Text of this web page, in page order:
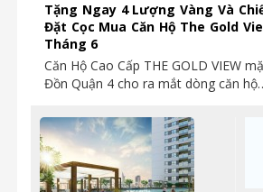
Tặng Ngay 4 Lượng Vàng Và
Đặt Cọc Mua Căn Hộ The Gold
Tháng 6
Căn Hộ Cao Cấp THE GOLD VIEW
Đồn Quận 4 cho ra mắt dòng căn